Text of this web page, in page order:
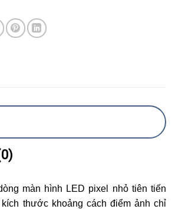
màn hình LED pixel nhỏ tiên tiến
thước khoảng cách điểm ảnh chỉ